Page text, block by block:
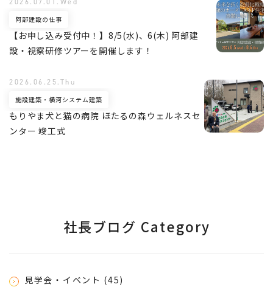
【お申し込み受付中！】8/5(水)、6(木) 阿部建
設・視察研修ツアーを開催します！
阿部建設の仕事
もりやま犬と猫の病院 ほたるの森ウェルネスセ
ンター 竣工式
施設建築・横河システム建築
2026.06.25.Thu
社長ブログ Category
見学会・イベント (45)